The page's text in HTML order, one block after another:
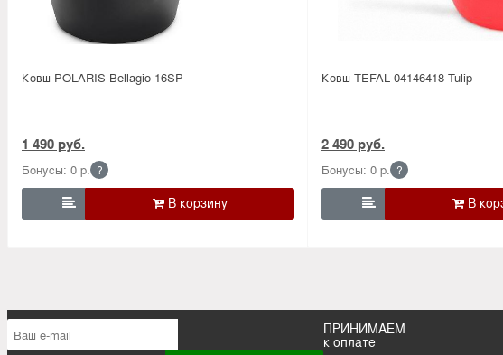
Ковш POLARIS Bellagio-16SP
1 490 руб.
Бонусы: 0 р. ?

Ковш TEFAL 04146418 Tulip
2 490 руб.
Бонусы: 0 р. ?

ПРИНИМАЕМ
к оплате